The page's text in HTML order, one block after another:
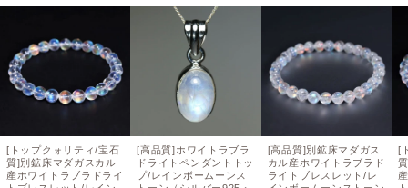
[トップクォリティ/宝石
質]別鉱床マダガスカル
産ホワイトラブラドライ
[高品質]ホワイトラブラ
ドライトペンダントトッ
プ/レインボームーンス
[高品質]別鉱床マダガス
カル産ホワイトラブラド
ライトブレスレット/レ
[